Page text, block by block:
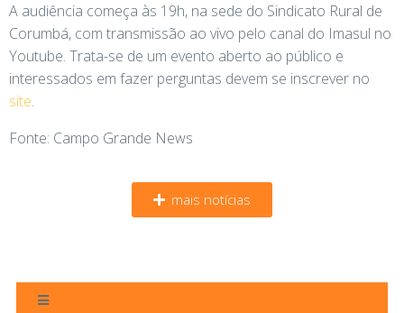
A audiência começa às 19h, na sede do Sindicato Rural de
Corumbá, com transmissão ao vivo pelo canal do Imasul no
Youtube. Trata-se de um evento aberto ao público e
interessados em fazer perguntas devem se inscrever no
site.
Fonte: Campo Grande News
mais notícias